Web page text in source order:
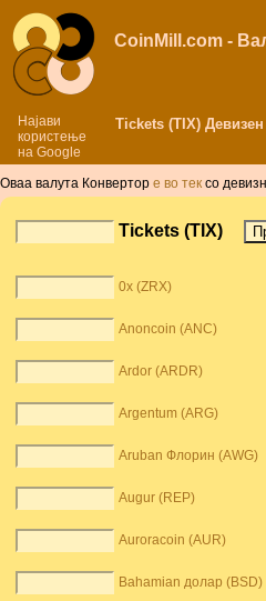
Најави
користење
на Google
CoinMill.com -
Tickets (TIX)
Оваа валута Конвертор е во тек со
Tickets (TIX)
0x (ZRX)
Anoncoin (ANC)
Ardor (ARDR)
Argentum (ARG)
Aruban Флорин (AWG)
Augur (REP)
Auroracoin (AUR)
Bahamian долар (BSD)